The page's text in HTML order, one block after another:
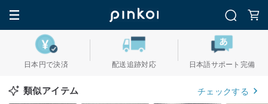
日本円で決済 配送追跡対応 日本語サポート完備
類似アイテム チェックする